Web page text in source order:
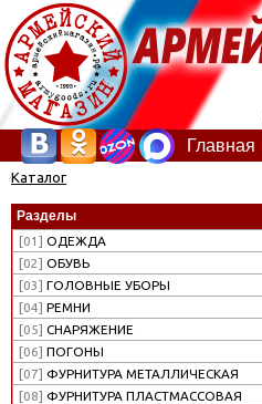
Главная
Каталог
Разделы
[01] ОДЕЖДА
[02] ОБУВЬ
[03] ГОЛОВНЫЕ УБОРЫ
[04] РЕМНИ
[05] СНАРЯЖЕНИЕ
[06] ПОГОНЫ
[07] ФУРНИТУРА МЕТАЛЛИЧЕСКАЯ
[08] ФУРНИТУРА ПЛАСТМАССОВАЯ